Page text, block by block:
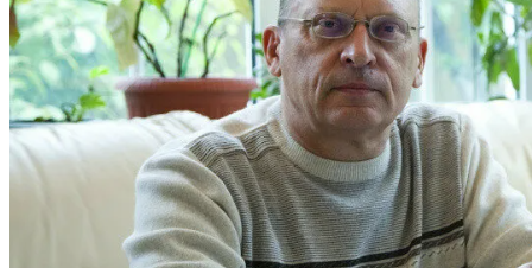
Обновление Для Range Rover Velar:
«умные» Фары, Новый Салон,
Улучшение PHEV-Версии
Карта Таро Недели: Что Нас Ждет С 11
По 17 Сентября 2023 Года